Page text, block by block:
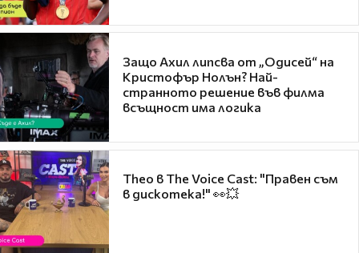
Защо Ахил липсва от „Одисей“ на
Кристофър Нолън? Най-
странното решение във филма
всъщност има логика
Theo в The Voice Cast: "Правен съм
в дискотека!" 👀💥